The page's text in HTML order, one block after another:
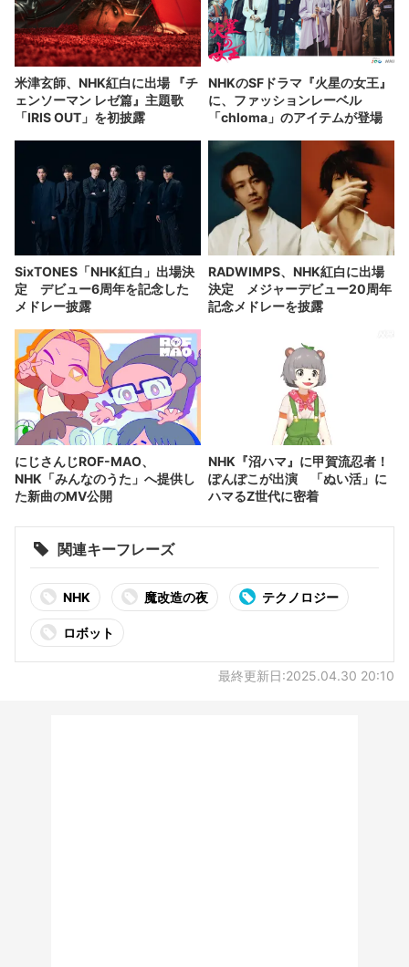
米津玄師、NHK紅白に出場 『チ
ェンソーマン レゼ篇』主題歌
「IRIS OUT」を初披露
NHKのSFドラマ『火星の女王』
に、ファッションレーベル
「chloma」のアイテムが登場
SixTONES「NHK紅白」出場決
定 デビュー6周年を記念した
メドレー披露
RADWIMPS、NHK紅白に出場
決定 メジャーデビュー20周年
記念メドレーを披露
にじさんじROF-MAO、
NHK「みんなのうた」へ提供し
た新曲のMV公開
NHK『沼ハマ』に甲賀流忍者！
ぽんぽこが出演 「ぬい活」に
ハマるZ世代に密着
関連キーフレーズ
NHK 魔改造の夜 テクノロジー
ロボット
最終更新日:2025.04.30 20:10